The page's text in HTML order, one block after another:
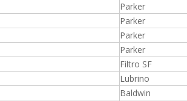
Parker
Parker
Parker
Parker
Filtro SF
Lubrino
Baldwin